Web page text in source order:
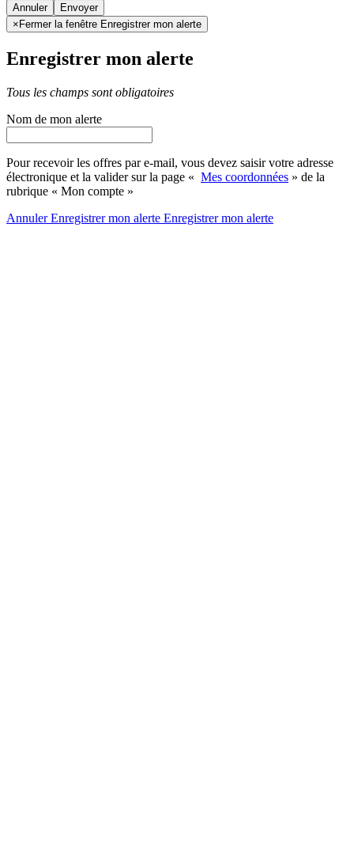
Annuler
× Fermer la fenêtre Enregistrer mon alerte
Enregistrer mon alerte
Tous les champs sont obligatoires
Nom de mon alerte
Pour recevoir les offres par e-mail, vous devez saisir votre adresse
électronique et la valider sur la page « Mes coordonnées » de la
rubrique « Mon compte »
AnnulerEnregistrer mon alerte Enregistrermon alerte